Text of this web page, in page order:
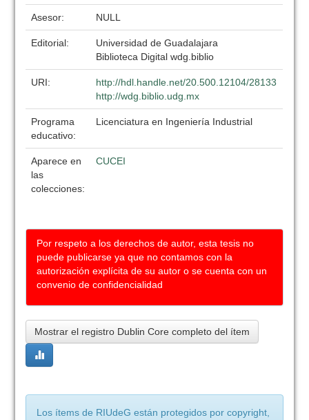
Asesor: NULL
Editorial:
Universidad de Guadalajara
Biblioteca Digital wdg.biblio
URI:
http://hdl.handle.net/20.500.12104/28133
http://wdg.biblio.udg.mx
Programa
educativo:
Licenciatura en Ingeniería Industrial
Aparece en
las
colecciones:
CUCEI
Por respeto a los derechos de autor, esta tesis no
puede publicarse ya que no contamos con la
autorización explícita de su autor o se cuenta con un
convenio de confidencialidad
Mostrar el registro Dublin Core completo del ítem
Los ítems de RIUdeG están protegidos por copyright,